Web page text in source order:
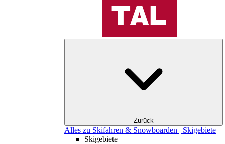
Zurück
Alles zu Skifahren & Snowboarden | Skigebiete
Skigebiete